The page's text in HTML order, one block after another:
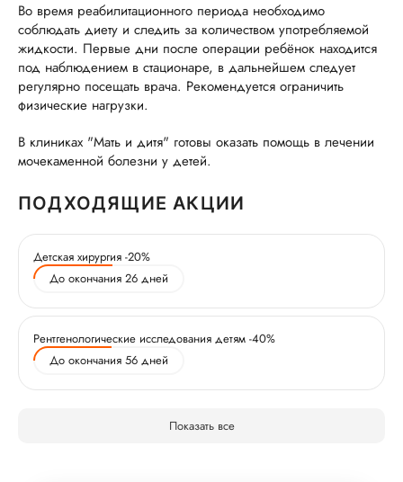
Во время реабилитационного периода необходимо
соблюдать диету и следить за количеством употребляемой
жидкости. Первые дни после операции ребёнок находится
под наблюдением в стационаре, в дальнейшем следует
регулярно посещать врача. Рекомендуется ограничить
физические нагрузки.
В клиниках "Мать и дитя" готовы оказать помощь в лечении
мочекаменной болезни у детей.
ПОДХОДЯЩИЕ АКЦИИ
Детская хирургия -20%
До окончания 26 дней
Рентгенологические исследования детям -40%
До окончания 56 дней
Показать все